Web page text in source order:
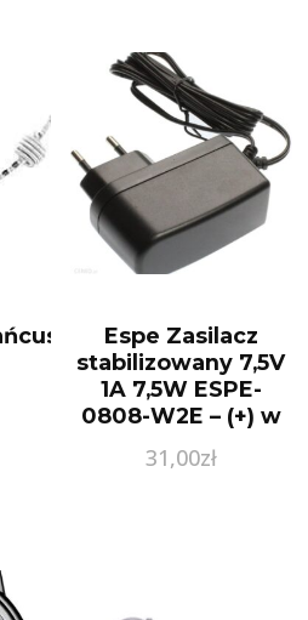
Espe Zasilacz
stabilizowany 7,5V
1A 7,5W ESPE-
0808-W2E – (+) w
31,00zł